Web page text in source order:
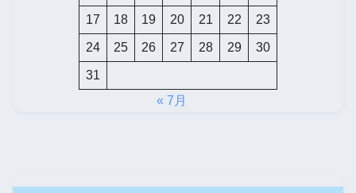
17 18 19 20 21 22 23
24 25 26 27 28 29 30
31
« 7月